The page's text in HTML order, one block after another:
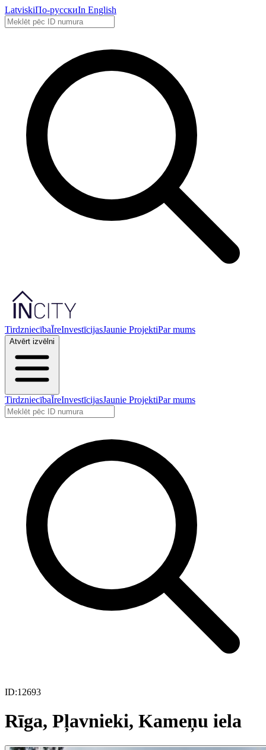
LatviskiПо-русскиIn English
TirdzniecībaĪreInvestīcijasJaunie ProjektiPar mums
Atvērt izvēlni
TirdzniecībaĪreInvestīcijasJaunie ProjektiPar mums
ID:12693
Rīga, Pļavnieki, Kameņu iela